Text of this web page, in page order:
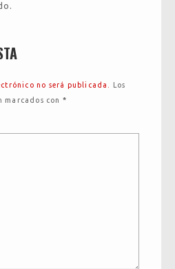
no será publicada.
Los
marcados con *